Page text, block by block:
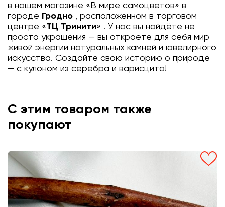
в нашем магазине «В мире самоцветов» в
городе Гродно , расположенном в торговом
центре «ТЦ Тринити» . У нас вы найдёте не
просто украшения — вы откроете для себя мир
живой энергии натуральных камней и ювелирного
искусства. Создайте свою историю о природе
— с кулоном из серебра и варисцита!
С этим товаром также
покупают